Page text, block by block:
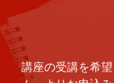
講座の受講を希